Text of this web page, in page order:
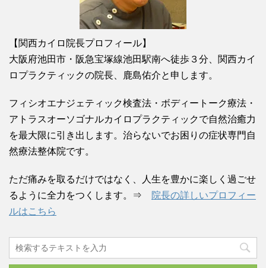
【関西カイロ院長プロフィール】
大阪府池田市・阪急宝塚線池田駅南へ徒歩３分、関西カイ
ロプラクティックの院長、鹿島佑介と申します。
フィシオエナジェティック検査法・ボディートーク療法・
アトラスオーソゴナルカイロプラクティックで自然治癒力
を最大限に引き出します。治らないでお困りの症状専門自
然療法整体院です。
ただ痛みを取るだけではなく、人生を豊かに楽しく過ごせ
るように全力をつくします。⇒
院長の詳しいプロフィー
ルはこちら